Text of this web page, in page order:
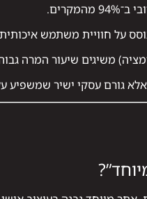
שיעור המרה גבוה ב־86% מאתרים
גורם עסקי ישיר שמשפיע